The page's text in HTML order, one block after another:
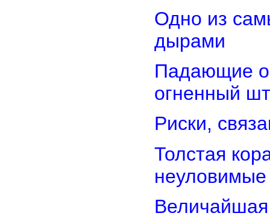
Одно из
дырами
Падающие
огненный
Риски,
Толстая
Величайшая